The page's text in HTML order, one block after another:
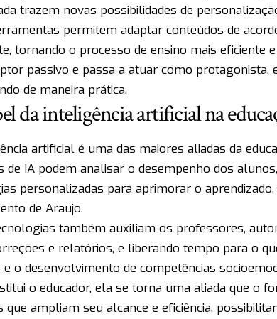
trazem novas possibilidades de
permitem adaptar conteúdos de
tornando o processo de ensino mais eficiente
passivo e passa a atuar como protagonista,
de maneira prática.
da inteligência artificial na
artificial é uma das maiores aliadas da
de IA podem analisar o desempenho dos
personalizadas para aprimorar o
de Araujo.
também auxiliam os professores,
e relatórios, e liberando tempo para o
o desenvolvimento de competências
o educador, ela se torna uma aliada que o
que ampliam seu alcance e eficiência,